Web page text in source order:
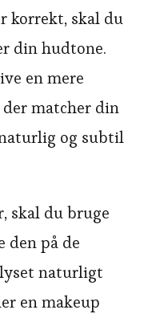
korrekt, skal du
din hudtone.
en mere
matcher din
og subtil
skal du bruge
den på de
naturligt
en makeup